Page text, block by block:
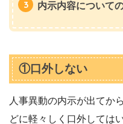
内示内容について
①口外しない
人事異動の内示が出てか
どに軽々しく口外しては